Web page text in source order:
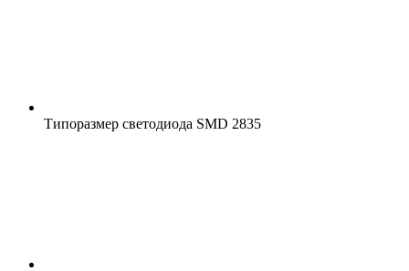
Типоразмер светодиода SMD 2835